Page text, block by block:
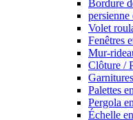
Bordure
Volet
Fenêtres
Mur-
Clôture /
Palettes
Pergola
Échelle